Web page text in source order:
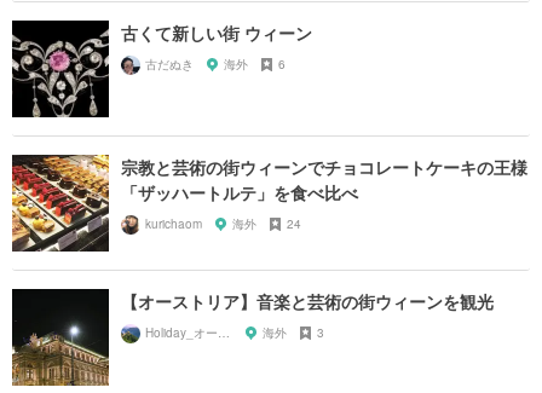
古くて新しい街 ウィーン
古だぬき 海外 6
宗教と芸術の街ウィーンでチョコレートケーキの王様
「ザッハートルテ」を食べ比べ
kurichaom 海外 24
【オーストリア】音楽と芸術の街ウィーンを観光
Holiday_オーストリア 海外 3